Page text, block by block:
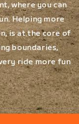
where you can
Helping more
is at the core of
boundaries,
ride more fun